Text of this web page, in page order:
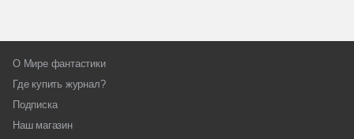
О Мире фантастики
Где купить журнал?
Подписка
Наш магазин